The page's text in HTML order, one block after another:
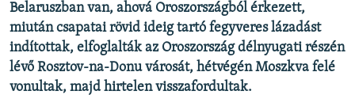
Valamennyi RFE/RL weboldal
Belaruszban van, ahová Oroszországból érkezett,
miután csapatai rövid ideig tartó fegyveres lázadást
indítottak, elfoglalták az Oroszország délnyugati részén
lévő Rosztov-na-Donu városát, hétvégén Moszkva felé
vonultak, majd hirtelen visszafordultak.